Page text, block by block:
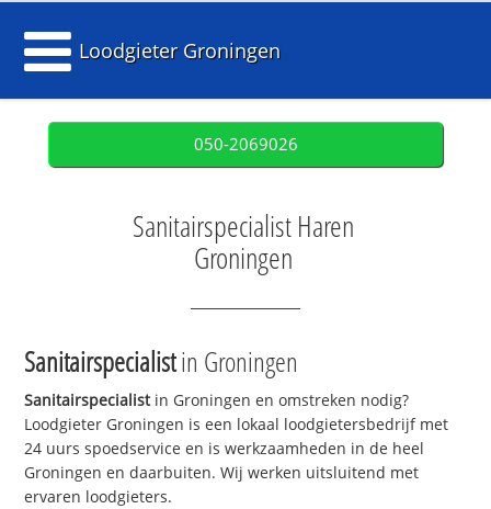
Loodgieter Groningen
050-2069026
Sanitairspecialist Haren
Groningen
Sanitairspecialistin Groningen
Sanitairspecialistin Groningen en omstreken nodig?
Loodgieter Groningen is een lokaal loodgietersbedrijf met
24 uurs spoedservice en is werkzaamheden in de heel
Groningen en daarbuiten. Wij werken uitsluitend met
ervaren loodgieters.